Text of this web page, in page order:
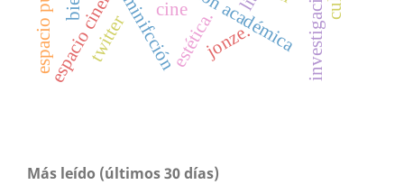
cine
estética.
minifcción jonze.
twitter
Más leído (últimos 30 días)